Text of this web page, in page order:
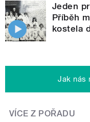
Jeden
Příběh
kostela
Jak nás
VÍCE Z POŘADU